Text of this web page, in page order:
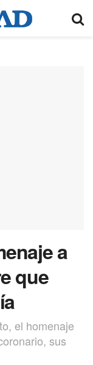
a
que
el homenaje
sus